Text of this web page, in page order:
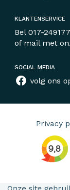
KLANTENSERVICE
Bel 017-
of mail met
SOCIAL MEDIA
volg ons
Privacy